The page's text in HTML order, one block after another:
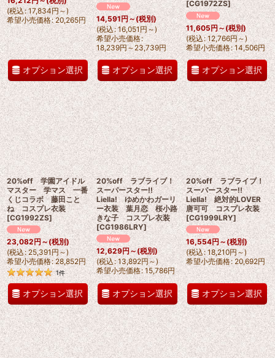
(税込: 17,834円～)
希望小売価格: 20,265円
オプション選択
14,591円～(税別)
(税込: 16,051円～)
希望小売価格:
18,239円～23,739円
オプション選択
[CG1972ZS]
11,605円～(税別)
(税込: 12,766円～)
希望小売価格: 14,506円
オプション選択
20%off 学園アイドル
マスター 学マス 一番
くじコラボ 藤田こと
ね コスプレ衣装
[CG1992ZS]
23,082円～(税別)
(税込: 25,391円～)
希望小売価格: 28,852円
1件
オプション選択
20%off ラブライブ！
スーパースター!!
Liella! ゆめかわガーリ
ー衣装 葉月恋 桜小路
きな子 コスプレ衣装
[CG1986LRY]
12,629円～ (税別)
(税込: 13,892円～)
希望小売価格: 15,786円
オプション選択
20%off ラブライブ！
スーパースター!!
Liella! 絶対的LOVER
唐可可 コスプレ衣装
[CG1999LRY]
16,554円～(税別)
(税込: 18,210円～)
希望小売価格: 20,692円
オプション選択